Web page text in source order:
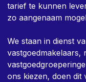
tarief te kunnen
zo aangenaam
We staan in dienst
vastgoedmakelaars,
ons kiezen, doen